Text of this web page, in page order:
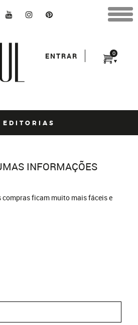
0
ENTRAR
Cadastro
INFORMAÇÕES
compras ficam muito mais fáceis e
seu e-mail: